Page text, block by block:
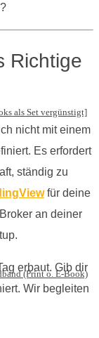
als Set vergünstigt]
(Print o. E-Book)
Richtige
nicht mit einem
Es erfordert
ständig zu
für deine
an deiner
erbaut. Gib dir
Wir begleiten